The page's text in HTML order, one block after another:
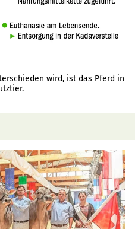
wird, ist das Pferd in